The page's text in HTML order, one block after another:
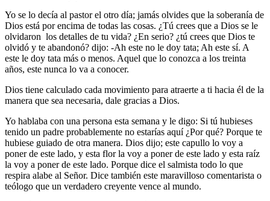
Yo se lo decía al pastor el otro día; jamás olvides que la soberanía de
Dios está por encima de todas las cosas. ¿Tú crees que a Dios se le
olvidaron los detalles de tu vida? ¿En serio? ¿tú crees que Dios te
olvidó y te abandonó? dijo: -Ah este no le doy tata; Ah este sí. A
este le doy tata más o menos. Aquel que lo conozca a los treinta
años, este nunca lo va a conocer.
Dios tiene calculado cada movimiento para atraerte a ti hacia él de la
manera que sea necesaria, dale gracias a Dios.
Yo hablaba con una persona esta semana y le digo: Si tú hubieses
tenido un padre probablemente no estarías aquí ¿Por qué? Porque te
hubiese guiado de otra manera. Dios dijo; este capullo lo voy a
poner de este lado, y esta flor la voy a poner de este lado y esta raíz
la voy a poner de este lado. Porque dice el salmista todo lo que
respira alabe al Señor. Dice también este maravilloso comentarista o
teólogo que un verdadero creyente vence al mundo.